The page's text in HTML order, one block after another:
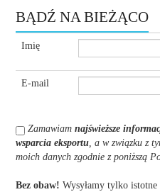
BĄDŹ NA BIEŻĄCO
Imię
E-mail
Zamawiamnajświeższe
wsparcia eksportu, a w związku z
moich danych zgodnie z poniższą
Bez obaw! Wysyłamy tylko